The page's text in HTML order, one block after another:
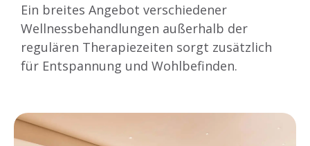
Ein breites Angebot verschiedener
Wellnessbehandlungen außerhalb der
regulären Therapiezeiten sorgt zusätzlich
für Entspannung und Wohlbefinden.